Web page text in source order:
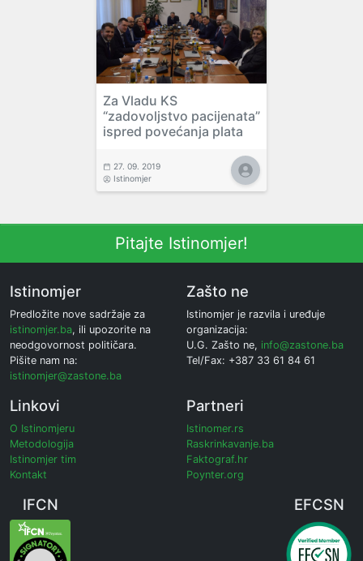
Za Vladu KS
“zadovoljstvo pacijenata”
ispred povećanja plata
27. 09. 2019
Istinomjer
Pitajte Istinomjer!
Istinomjer
Predložite nove sadržaje za
istinomjer.ba, ili upozorite na
neodgovornost političara.
Pišite nam na:
istinomjer@zastone.ba
Zašto ne
Istinomjer je razvila i uređuje
organizacija:
U.G. Zašto ne, info@zastone.ba
Tel/Fax: +387 33 61 84 61
Linkovi
O Istinomjeru
Metodologija
Istinomjer tim
Kontakt
Partneri
Istinomer.rs
Raskrinkavanje.ba
Faktograf.hr
Poynter.org
IFCN EFCSN